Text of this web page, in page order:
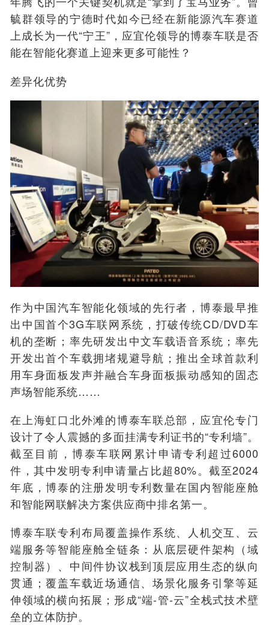
毓群领导的宁德时代如今已经在新能源汽车赛道
上成长为一代“宁王”，应宜伦领导的博泰车联是否
能在智能化赛道上迎来更多可能性？
差异化优势
作为中国汽车智能化领域的先行者，博泰最早推
出中国首个3G车联网系统，打破传统CD/DVD车
机的垄断；率先研发出中文车载语音系统；率先
开发出首个车载拥堵规避导航；推出全球首款利
用车身面板发声并融合车身面板振动感知的固态
声场智能系统……
在上海虹口北外滩的博泰车联总部，应宜伦专门
设计了令人震撼的多面挂满专利证书的“专利墙”。
截至目前，博泰车联网累计申请专利超过6000
件，其中发明专利申请量占比超80%。截至2024
年底，博泰的注册发明专利数量在国内智能座舱
和智能网联解决方案供应商中排名第一。
博泰车联专利布局覆盖操作系统、人机交互、云
端服务等智能座舱全链条：从底层硬件架构（域
控制器）、中间件协议栈到顶层应用生态的纵向
贯通；覆盖车载近场通信、场景化服务引擎等延
伸领域的横向拓展；形成“端-管-云”全栈式技术壁
垒的立体防护。